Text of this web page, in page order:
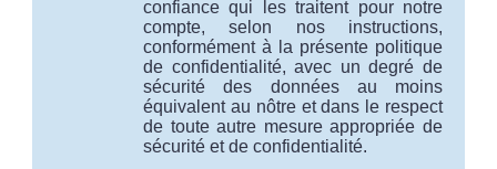
confiance qui les traitent pour notre
compte, selon nos instructions,
conformément à la présente politique
de confidentialité, avec un degré de
sécurité des données au moins
équivalent au nôtre et dans le respect
de toute autre mesure appropriée de
sécurité et de confidentialité.